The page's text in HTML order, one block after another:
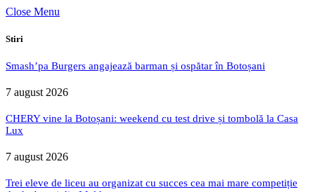
Close Menu
Stiri
Smash’pa Burgers angajează barman și ospătar în Botoșani
7 august 2026
CHERY vine la Botoșani: weekend cu test drive și tombolă la Casa
Lux
7 august 2026
Trei eleve de liceu au organizat cu succes cea mai mare competiție